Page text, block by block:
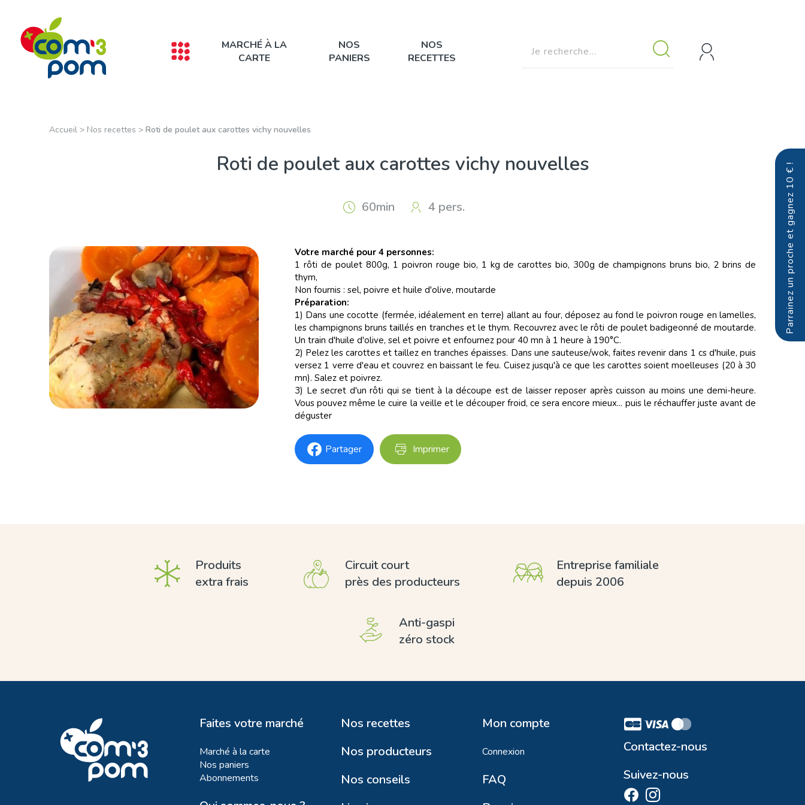
MARCHÉ À LA
CARTE
NOS
PANIERS
NOS
RECETTES
Parrainez un proche et gagnez 10 € !
Accueil > Nos recettes > Roti de poulet aux carottes vichy nouvelles
Roti de poulet aux carottes vichy nouvelles
60min 4 pers.
Votre marché pour 4 personnes:
1 rôti de poulet 800g, 1 poivron rouge bio, 1 kg de carottes bio, 300g de champignons bruns bio, 2 brins de
thym,
Non fournis : sel, poivre et huile d'olive, moutarde
Préparation:
1) Dans une cocotte (fermée, idéalement en terre) allant au four, déposez au fond le poivron rouge en lamelles,
les champignons bruns taillés en tranches et le thym. Recouvrez avec le rôti de poulet badigeonné de moutarde.
Un train d'huile d'olive, sel et poivre et enfournez pour 40 mn à 1 heure à 190°C.
2) Pelez les carottes et taillez en tranches épaisses. Dans une sauteuse/wok, faites revenir dans 1 cs d'huile, puis
versez 1 verre d'eau et couvrez en baissant le feu. Cuisez jusqu'à ce que les carottes soient moelleuses (20 à 30
mn). Salez et poivrez.
3) Le secret d'un rôti qui se tient à la découpe est de laisser reposer après cuisson au moins une demi-heure.
Vous pouvez même le cuire la veille et le découper froid, ce sera encore mieux... puis le réchauffer juste avant de
déguster
Partager Imprimer
Produits
extra frais
Circuit court
près des producteurs
Entreprise familiale
depuis 2006
Anti-gaspi
zéro stock
Faites votre marché
Marché à la carte
Nos paniers
Abonnements
Nos recettes
Nos producteurs
Nos conseils
Mon compte
Connexion
FAQ
Contactez-nous
Suivez-nous